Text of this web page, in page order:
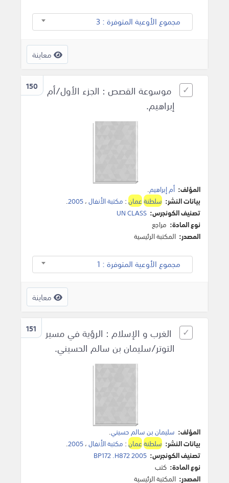
مجموع الأوعية المتوفرة : 3
معاينة
150
موسوعة القصص : الجزء الأول/أم
إبراهيم.
المؤلف: أم إبراهيم.
بيانات النشر: سلطنةعمان: مكتبة الأنفال،2005
.
تصنيف الكونجرس: UN CLASS
نوع المادة: مراجع
المصدر: المكتبة الرئيسية
مجموع الأوعية المتوفرة : 1
معاينة
151
الغرب و الإسلام : الرؤية في مسير
التوتر/سليمان بن سالم الحسيني.
المؤلف: سليمان بن سالم حسيني.
بيانات النشر: سلطنةعمان: مكتبة الأنفال،2005
.
تصنيف الكونجرس: BP172 .H872 2005
نوع المادة: كتب
المصدر: المكتبة الرئيسية